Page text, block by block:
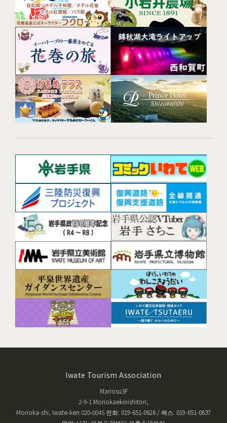
Iwate Tourism Association
Mariosu3F
2-9-1 Moriokaekinishitori,
Morioka-shi, Iwate-ken 020-0045 전화: 019-651-0626 / 팩스: 019-651-0637